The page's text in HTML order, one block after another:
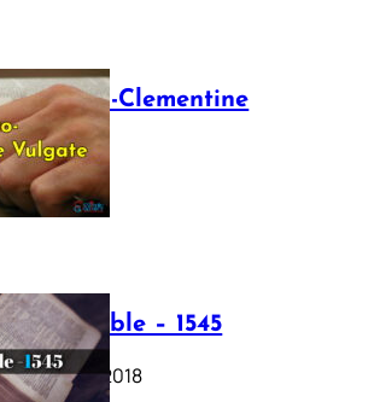
The Sixto-Clementine
Vulgate
July 12, 2025
Luther Bible – 1545
October 17, 2018